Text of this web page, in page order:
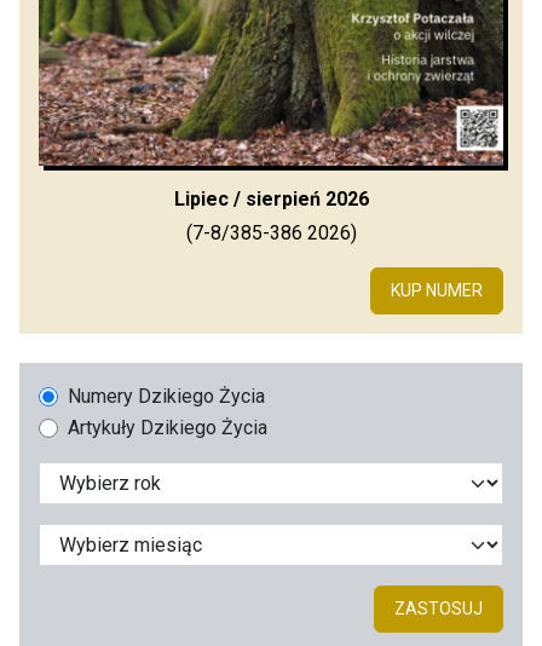
Lipiec / sierpień 2026
(7-8/385-386 2026)
KUP NUMER
Numery Dzikiego Życia
Artykuły Dzikiego Życia
ZASTOSUJ